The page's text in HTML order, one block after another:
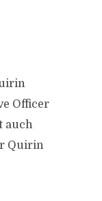
Officer
auch
Quirin